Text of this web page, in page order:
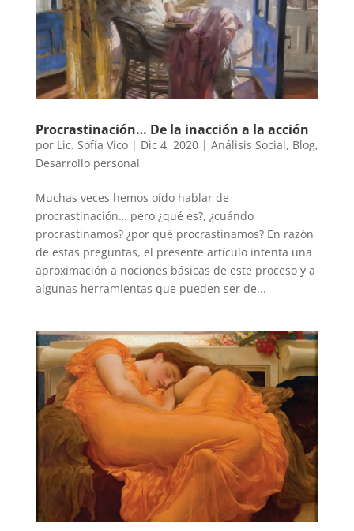
Procrastinación… De la inacción a la acción
por Lic. Sofía Vico| Dic 4, 2020| Análisis Social, Blog,
Desarrollo personal
Muchas veces hemos oído hablar de
procrastinación… pero ¿qué es?, ¿cuándo
procrastinamos? ¿por qué procrastinamos? En razón
de estas preguntas, el presente artículo intenta una
aproximación a nociones básicas de este proceso y a
algunas herramientas que pueden ser de...